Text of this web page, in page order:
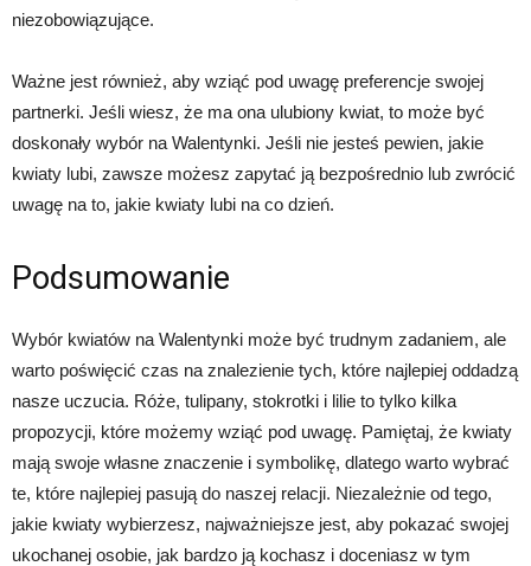
niezobowiązujące.
Ważne jest również, aby wziąć pod uwagę preferencje swojej
partnerki. Jeśli wiesz, że ma ona ulubiony kwiat, to może być
doskonały wybór na Walentynki. Jeśli nie jesteś pewien, jakie
kwiaty lubi, zawsze możesz zapytać ją bezpośrednio lub zwrócić
uwagę na to, jakie kwiaty lubi na co dzień.
Podsumowanie
Wybór kwiatów na Walentynki może być trudnym zadaniem, ale
warto poświęcić czas na znalezienie tych, które najlepiej oddadzą
nasze uczucia. Róże, tulipany, stokrotki i lilie to tylko kilka
propozycji, które możemy wziąć pod uwagę. Pamiętaj, że kwiaty
mają swoje własne znaczenie i symbolikę, dlatego warto wybrać
te, które najlepiej pasują do naszej relacji. Niezależnie od tego,
jakie kwiaty wybierzesz, najważniejsze jest, aby pokazać swojej
ukochanej osobie, jak bardzo ją kochasz i doceniasz w tym